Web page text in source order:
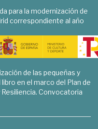
para la modernización de
correspondiente al año
de las pequeñas y
en el marco del Plan de
Convocatoria